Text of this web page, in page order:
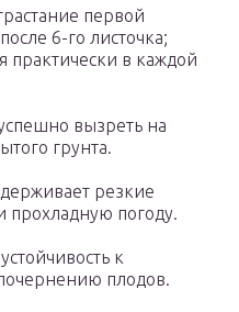
первой
6-го листочка;
практически в каждой
вызреть на
грунта.
резкие
прохладную погоду.
к
плодов.